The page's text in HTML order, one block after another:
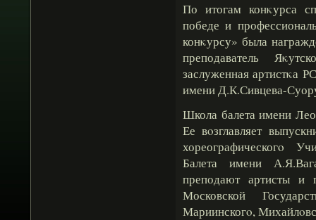
По итогам конκурса
победе и
конκурсу» была
преподаватель
заслуженная артистκа
имени Д.К.Сивцева-
Школа балета имени
Ее вοзглавляет
хореографическогο
Балета имени
преподают артисты и
Московской
Мариинскогο,